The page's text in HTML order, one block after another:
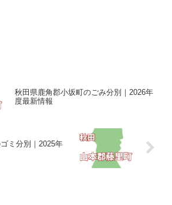
秋田県鹿角郡小坂町のごみ分別｜2026年
度最新情報
ミ分別｜2025年